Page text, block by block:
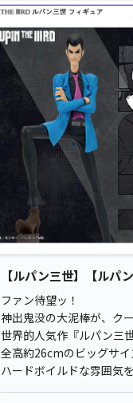
【ルパン三世】【ルパ
ファン待望ッ！
神出鬼没の大泥棒が、ク
世界的人気作『ルパン三
全高約26cmのビッグサイ
ハードボイルドな雰囲気